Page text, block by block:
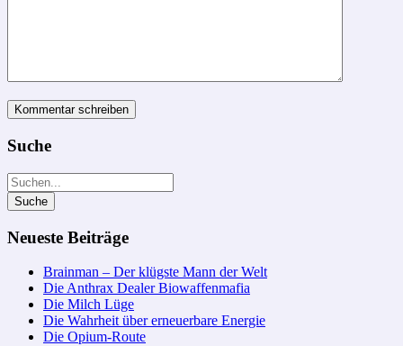
Suche
Neueste Beiträge
Brainman – Der klügste Mann der Welt
Die Anthrax Dealer Biowaffenmafia
Die Milch Lüge
Die Wahrheit über erneuerbare Energie
Die Opium-Route